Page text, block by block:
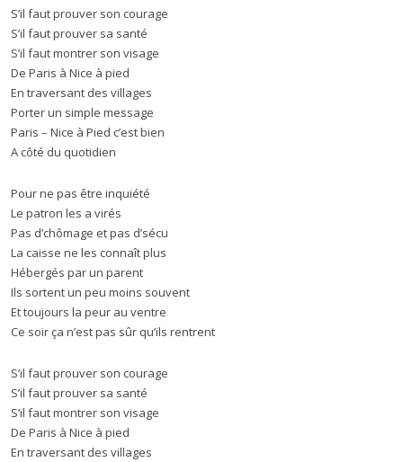
S’il faut prouver son courage
S’il faut prouver sa santé
S’il faut montrer son visage
De Paris à Nice à pied
En traversant des villages
Porter un simple message
Paris – Nice à Pied c’est bien
A côté du quotidien
Pour ne pas être inquiété
Le patron les a virés
Pas d’chômage et pas d’sécu
La caisse ne les connaît plus
Hébergés par un parent
Ils sortent un peu moins souvent
Et toujours la peur au ventre
Ce soir ça n’est pas sûr qu’ils rentrent
S’il faut prouver son courage
S’il faut prouver sa santé
S’il faut montrer son visage
De Paris à Nice à pied
En traversant des villages